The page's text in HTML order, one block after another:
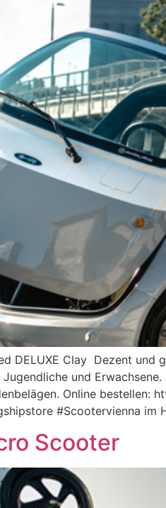
DELUXE Clay  Dezent
und
Online
#Scootervienna im
Scooter